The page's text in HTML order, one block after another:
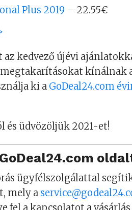
Plus 2019 – 22.55€
az kedvező újévi
kínálnak
ki a GoDeal24.com
és üdvözöljük 2021-et!
ügyfélszolgálattal
mely a